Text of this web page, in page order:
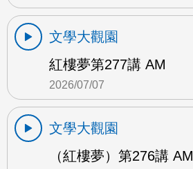
文學大觀園
紅樓夢第277講 AM
2026/07/07
文學大觀園
（紅樓夢）第276講 AM